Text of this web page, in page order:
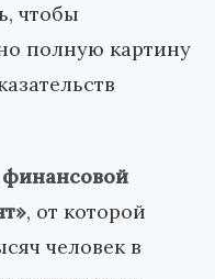
чтобы
полную картину
финансовой
, от которой
человек в